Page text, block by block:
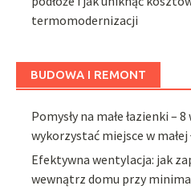
termomodernizacji
BUDOWA I REMONT
Pomysły na małe łazienki –
wykorzystać miejsce w małej
Efektywna wentylacja: jak
wewnątrz domu przy